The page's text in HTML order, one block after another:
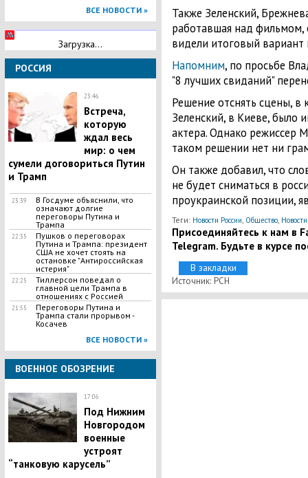
ВСЕ НОВОСТИ »
Загрузка...
РОССИЯ
23:46
Встреча,
которую
ждал весь
мир: о чем
сумели договориться Путин
и Трамп
23:39
В Госдуме объяснили, что
означают долгие
переговоры Путина и
Трампа
22:35
Пушков о переговорах
Путина и Трампа: президент
США не хочет стоять на
остановке "Антироссийская
истерия"
22:25
Тиллерсон поведал о
главной цели Tpaмпа в
отношениях с Россией
21:55
Переговоры Путина и
Трампа стали прорывом -
Косачев
ВСЕ НОВОСТИ »
ВОЕННОЕ ОБОЗРЕНИЕ
17:06
Под Нижним
Новгородом
военные
устроят
“танковую карусель”
Также Зеленский,
работавшая над фильмом,
видели итоговый вариант
Напомним, по просьбе
"8 лучших свиданий"
Решение отснять сцены,
Зеленский, в Киеве, было
актера. Однако режиссер
таком решении нет ни
Он также добавил, что
не будет сниматься в
проукраинской позиции,
Теги: Новости России, Общество,
Присоединяйтесь к нам в
Telegram. Будьте в курсе
В закладки
Источник: РСН